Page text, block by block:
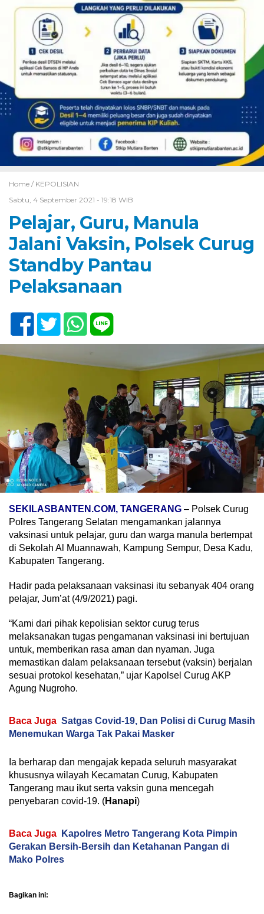
Home / KEPOLISIAN
Sabtu, 4 September 2021 - 19:18 WIB
Pelajar, Guru, Manula
Jalani Vaksin, Polsek Curug
Standby Pantau
Pelaksanaan
SEKILASBANTEN.COM, TANGERANG – Polsek Curug
Polres Tangerang Selatan mengamankan jalannya
vaksinasi untuk pelajar, guru dan warga manula bertempat
di Sekolah Al Muannawah, Kampung Sempur, Desa Kadu,
Kabupaten Tangerang.
Hadir pada pelaksanaan vaksinasi itu sebanyak 404 orang
pelajar, Jum’at (4/9/2021) pagi.
“Kami dari pihak kepolisian sektor curug terus
melaksanakan tugas pengamanan vaksinasi ini bertujuan
untuk, memberikan rasa aman dan nyaman. Juga
memastikan dalam pelaksanaan tersebut (vaksin) berjalan
sesuai protokol kesehatan,” ujar Kapolsel Curug AKP
Agung Nugroho.
Baca Juga Satgas Covid-19, Dan Polisi di Curug Masih
Menemukan Warga Tak Pakai Masker
Ia berharap dan mengajak kepada seluruh masyarakat
khususnya wilayah Kecamatan Curug, Kabupaten
Tangerang mau ikut serta vaksin guna mencegah
penyebaran covid-19. (Hanapi)
Baca Juga
Kapolres Metro Tangerang Kota Pimpin
Gerakan Bersih-Bersih dan Ketahanan Pangan di
Mako Polres
Bagikan ini: